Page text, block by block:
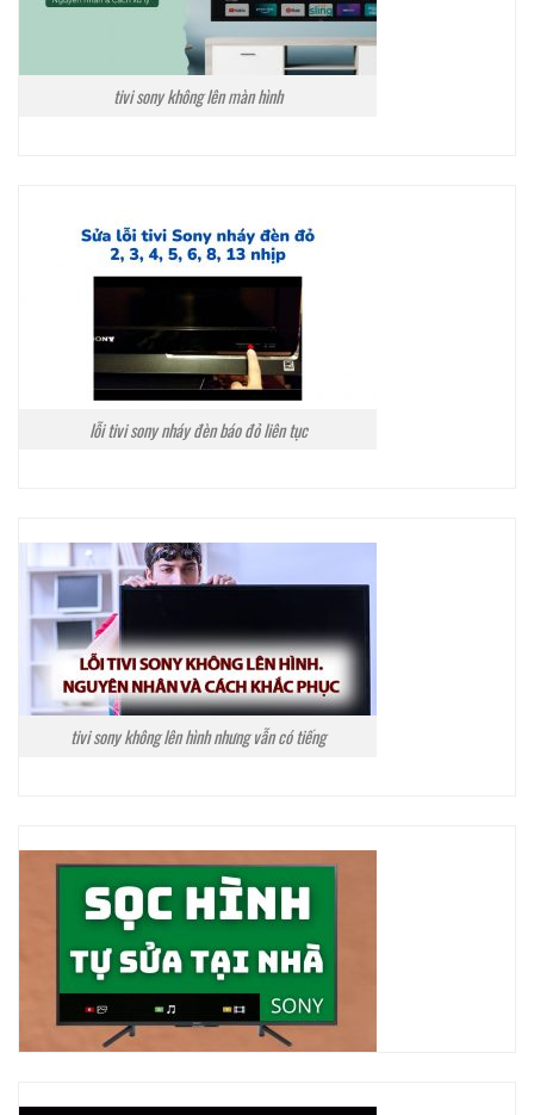
tivi sony không lên màn hình
lỗi tivi sony nháy đèn báo đỏ liên tục
tivi sony không lên hình nhưng vẫn có tiếng